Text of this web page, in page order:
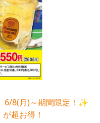
6/8(月)～期間限定！✨
超お得！